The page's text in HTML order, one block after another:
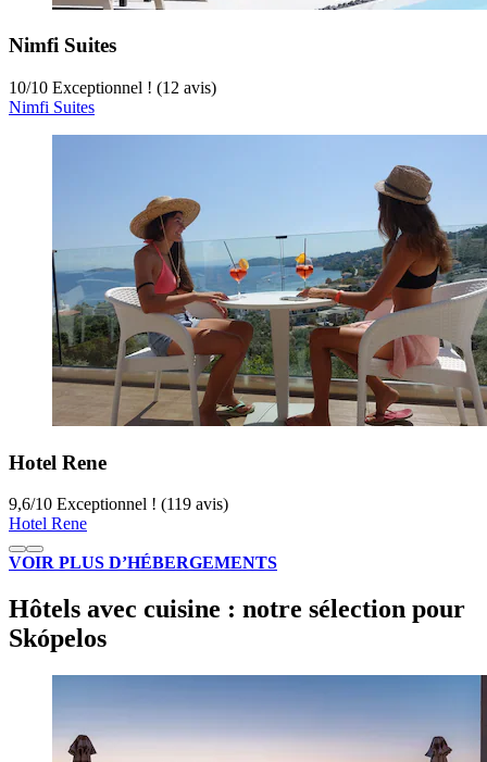
Nimfi Suites
10/10 Exceptionnel ! (12 avis)
Nimfi Suites
Hotel Rene
9,6/10 Exceptionnel ! (119 avis)
Hotel Rene
VOIR PLUS D’HÉBERGEMENTS
Hôtels avec cuisine : notre sélection pour
Skópelos